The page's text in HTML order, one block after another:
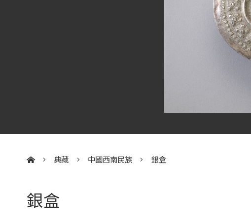
典藏 中國西南民族 銀盒
銀盒